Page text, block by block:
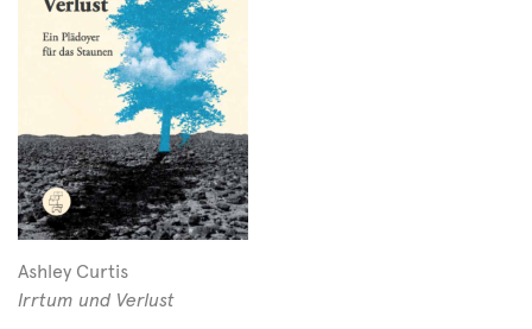
Ashley Curtis
Irrtum und Verlust